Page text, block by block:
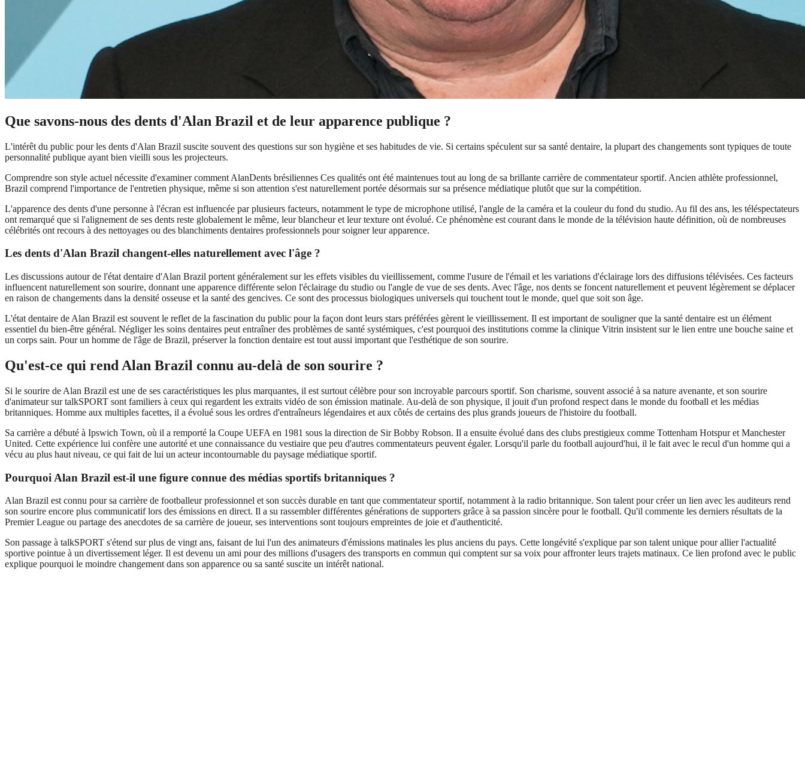
Que savons-nous des dents d'Alan Brazil et de leur apparence publique ?
L'intérêt du public pour les dents d'Alan Brazil suscite souvent des questions sur son hygiène et ses habitudes de vie. Si certains spéculent sur sa santé dentaire, la plupart des changements sont typiques de toute
personnalité publique ayant bien vieilli sous les projecteurs.
Comprendre son style actuel nécessite d'examiner comment AlanDents brésiliennes Ces qualités ont été maintenues tout au long de sa brillante carrière de commentateur sportif. Ancien athlète professionnel,
Brazil comprend l'importance de l'entretien physique, même si son attention s'est naturellement portée désormais sur sa présence médiatique plutôt que sur la compétition.
L'apparence des dents d'une personne à l'écran est influencée par plusieurs facteurs, notamment le type de microphone utilisé, l'angle de la caméra et la couleur du fond du studio. Au fil des ans, les téléspectateurs
ont remarqué que si l'alignement de ses dents reste globalement le même, leur blancheur et leur texture ont évolué. Ce phénomène est courant dans le monde de la télévision haute définition, où de nombreuses
célébrités ont recours à des nettoyages ou des blanchiments dentaires professionnels pour soigner leur apparence.
Les dents d'Alan Brazil changent-elles naturellement avec l'âge ?
Les discussions autour de l'état dentaire d'Alan Brazil portent généralement sur les effets visibles du vieillissement, comme l'usure de l'émail et les variations d'éclairage lors des diffusions télévisées. Ces facteurs
influencent naturellement son sourire, donnant une apparence différente selon l'éclairage du studio ou l'angle de vue de ses dents. Avec l'âge, nos dents se foncent naturellement et peuvent légèrement se déplacer
en raison de changements dans la densité osseuse et la santé des gencives. Ce sont des processus biologiques universels qui touchent tout le monde, quel que soit son âge.
L'état dentaire de Alan Brazil est souvent le reflet de la fascination du public pour la façon dont leurs stars préférées gèrent le vieillissement. Il est important de souligner que la santé dentaire est un élément
essentiel du bien-être général. Négliger les soins dentaires peut entraîner des problèmes de santé systémiques, c'est pourquoi des institutions comme la clinique Vitrin insistent sur le lien entre une bouche saine et
un corps sain. Pour un homme de l'âge de Brazil, préserver la fonction dentaire est tout aussi important que l'esthétique de son sourire.
Qu'est-ce qui rend Alan Brazil connu au-delà de son sourire ?
Si le sourire de Alan Brazil est une de ses caractéristiques les plus marquantes, il est surtout célèbre pour son incroyable parcours sportif. Son charisme, souvent associé à sa nature avenante, et son sourire
d'animateur sur talkSPORT sont familiers à ceux qui regardent les extraits vidéo de son émission matinale. Au-delà de son physique, il jouit d'un profond respect dans le monde du football et les médias
britanniques. Homme aux multiples facettes, il a évolué sous les ordres d'entraîneurs légendaires et aux côtés de certains des plus grands joueurs de l'histoire du football.
Sa carrière a débuté à Ipswich Town, où il a remporté la Coupe UEFA en 1981 sous la direction de Sir Bobby Robson. Il a ensuite évolué dans des clubs prestigieux comme Tottenham Hotspur et Manchester
United. Cette expérience lui confère une autorité et une connaissance du vestiaire que peu d'autres commentateurs peuvent égaler. Lorsqu'il parle du football aujourd'hui, il le fait avec le recul d'un homme qui a
vécu au plus haut niveau, ce qui fait de lui un acteur incontournable du paysage médiatique sportif.
Pourquoi Alan Brazil est-il une figure connue des médias sportifs britanniques ?
Alan Brazil est connu pour sa carrière de footballeur professionnel et son succès durable en tant que commentateur sportif, notamment à la radio britannique. Son talent pour créer un lien avec les auditeurs rend
son sourire encore plus communicatif lors des émissions en direct. Il a su rassembler différentes générations de supporters grâce à sa passion sincère pour le football. Qu'il commente les derniers résultats de la
Premier League ou partage des anecdotes de sa carrière de joueur, ses interventions sont toujours empreintes de joie et d'authenticité.
Son passage à talkSPORT s'étend sur plus de vingt ans, faisant de lui l'un des animateurs d'émissions matinales les plus anciens du pays. Cette longévité s'explique par son talent unique pour allier l'actualité
sportive pointue à un divertissement léger. Il est devenu un ami pour des millions d'usagers des transports en commun qui comptent sur sa voix pour affronter leurs trajets matinaux. Ce lien profond avec le public
explique pourquoi le moindre changement dans son apparence ou sa santé suscite un intérêt national.